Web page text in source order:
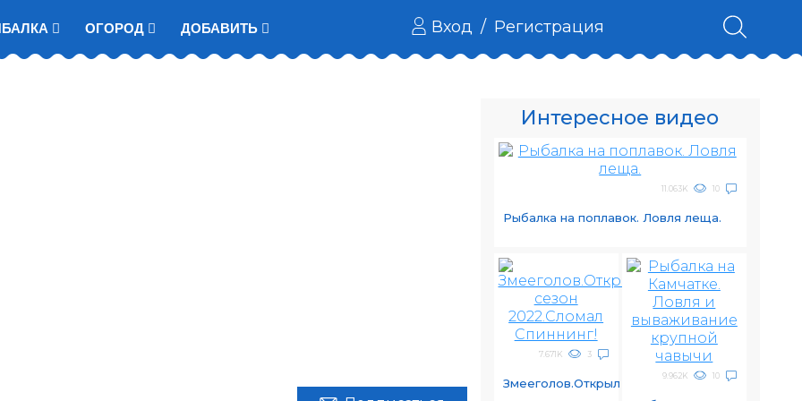
ОГОРОД ДОБАВИТЬ Вход / Регистрация
Интересное видео
11.063K 10
Рыбалка на поплавок. Ловля леща.
7.671K 3
Змееголов.Открыл
9.962K 10